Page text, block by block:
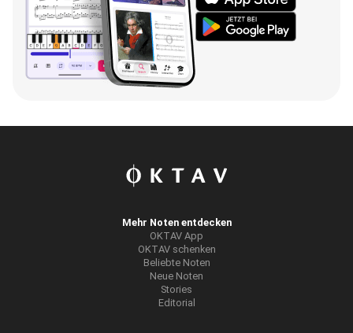
Mehr Noten entdecken
OKTAV App
OKTAV schenken
Beliebte Noten
Neue Noten
Stories
Editorial